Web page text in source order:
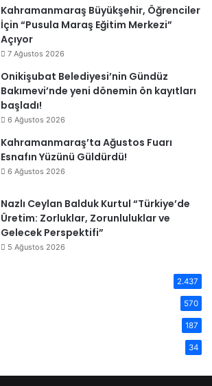
Kahramanmaraş Büyükşehir, Öğrenciler
İçin “Pusula Maraş Eğitim Merkezi”
Açıyor
7 Ağustos 2026
Onikişubat Belediyesi’nin Gündüz
Bakımevi’nde yeni dönemin ön kayıtları
başladı!
6 Ağustos 2026
Kahramanmaraş’ta Ağustos Fuarı
Esnafın Yüzünü Güldürdü!
6 Ağustos 2026
Nazlı Ceylan Balduk Kurtul “Türkiye’de
Üretim: Zorluklar, Zorunluluklar ve
Gelecek Perspektifi”
5 Ağustos 2026
2.437
570
187
34